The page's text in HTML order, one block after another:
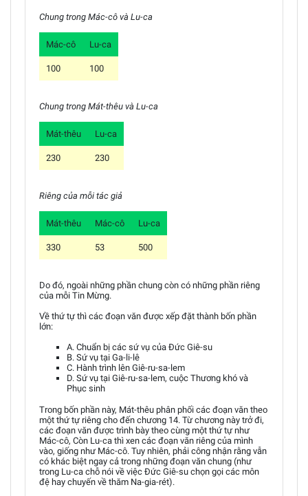
Chung trong Mác-cô và Lu-ca
Mác-cô Lu-ca
100 100
Chung trong Mát-thêu và Lu-ca
Mát-thêu Lu-ca
230 230
Riêng của mỗi tác giả
Mát-thêu Mác-cô Lu-ca
330 53 500
Do đó, ngoài những phần chung còn có những phần riêng
của mỗi Tin Mừng.
Về thứ tự thì các đoạn văn được xếp đặt thành bốn phần
lớn:
A. Chuẩn bị các sứ vụ của Đức Giê-su
B. Sứ vụ tại Ga-li-lê
C. Hành trình lên Giê-ru-sa-lem
D. Sứ vụ tại Giê-ru-sa-lem, cuộc Thương khó và
Phục sinh
Trong bốn phần này, Mát-thêu phân phối các đoạn văn theo
một thứ tự riêng cho đến chương 14. Từ chương này trở đi,
các đoạn văn được trình bày theo cùng một thứ tự như
Mác-cô, Còn Lu-ca thì xen các đoạn văn riêng của mình
vào, giống như Mác-cô. Tuy nhiên, phải công nhận rằng vẫn
có khác biệt ngay cả trong những đoạn văn chung (như
trong Lu-ca chỗ nói về việc Đức Giê-su chọn gọi các môn
đệ hay chuyến về thăm Na-gia-rét).